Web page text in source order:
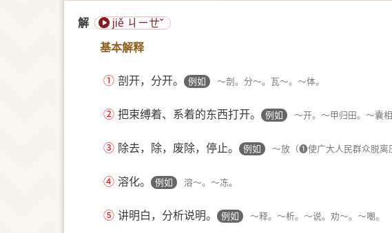
解 jiě ㄐㄧㄝˇ
基本解释
① 剖开，分开。 例如 ～剖。分～。瓦～。～体。
② 把束缚着、系着的东西打开。 例如 ～开。～甲归田。～囊相
③ 除去，除，废除，停止。 例如 ～放（➊使广大人民群众脱离
④ 溶化。 例如 溶～。～冻。
⑤ 讲明白，分析说明。 例如 ～释。～析。～说。劝～。～嘲。